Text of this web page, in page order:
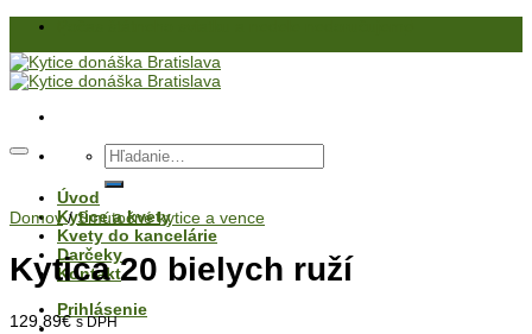
Skip
content
Hľadať:
Úvod
Kytice a kvety
Kvety do kancelárie
Darčeky
Kontakt
Prihlásenie
Domov / Smútočné kytice a vence
Kytica 20 bielych ruží
129.89€ s DPH